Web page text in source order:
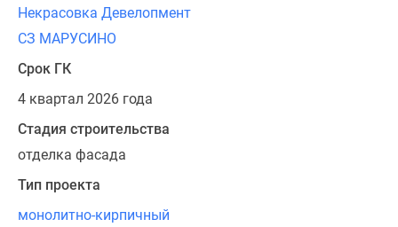
Некрасовка Девелопмент
СЗ МАРУСИНО
Срок ГК
4 квартал 2026 года
Стадия строительства
отделка фасада
Тип проекта
монолитно-кирпичный